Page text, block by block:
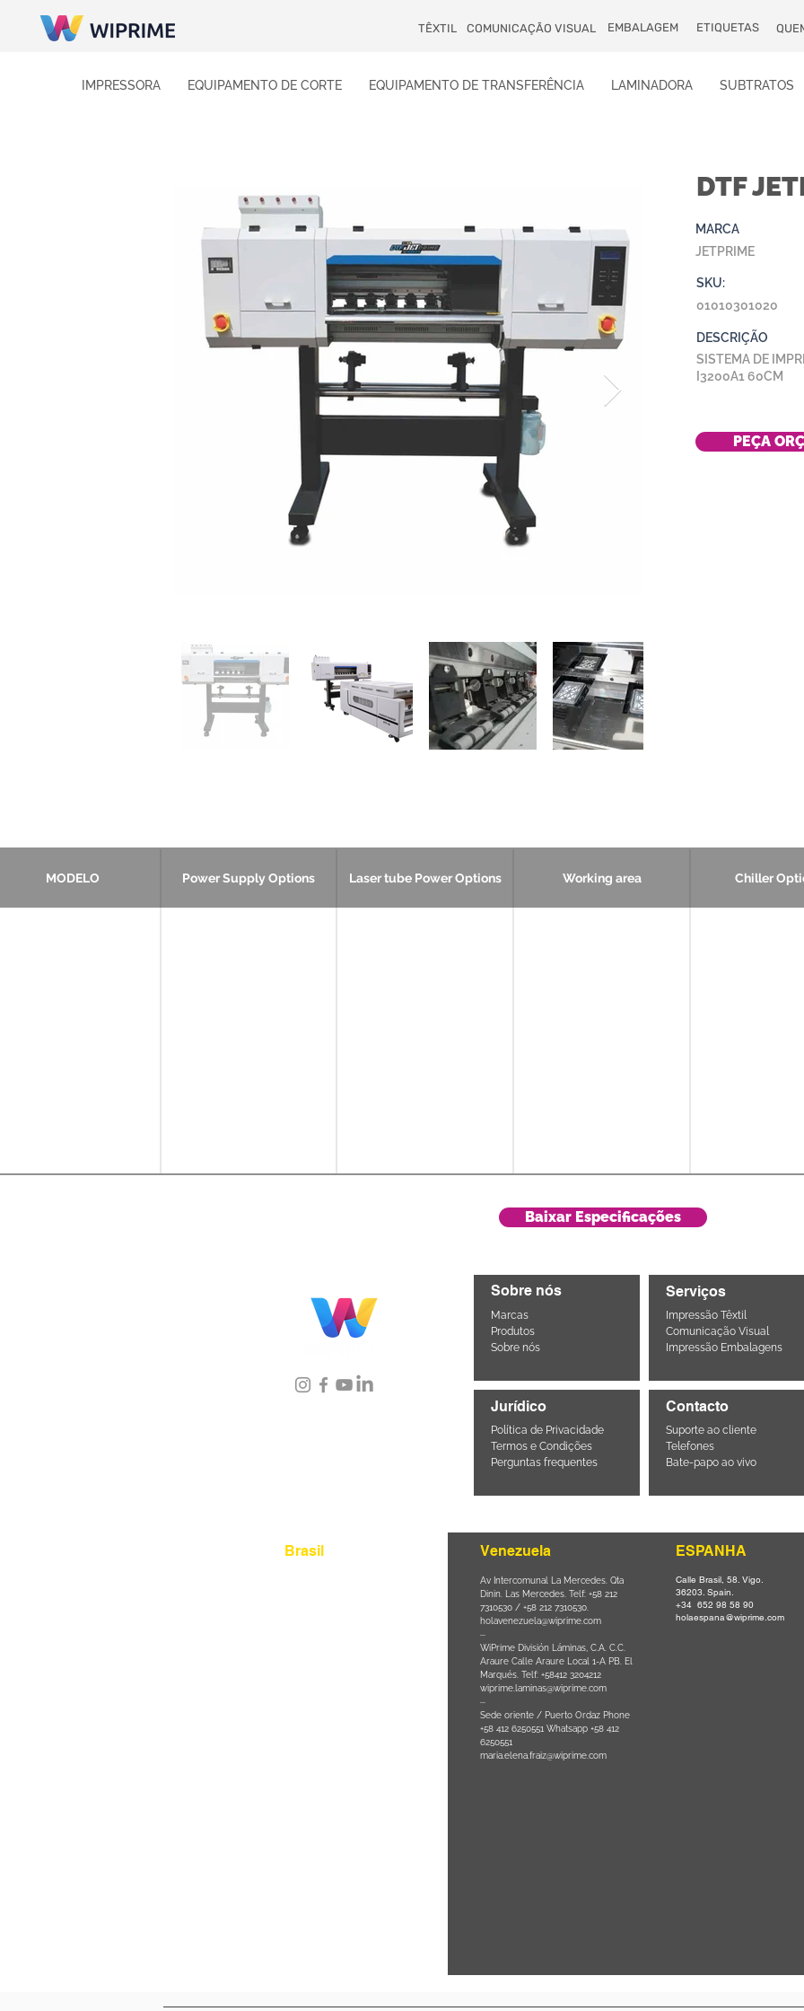
TÊXTIL COMUNICAÇÃO VISUAL EMBALAGEM ETIQUETAS
IMPRESSORA EQUIPAMENTO DE CORTE EQUIPAMENTO DE TRANSFERÊNCIA LAMINADORA SUBTRATOS
DTF
MARCA
JETPRIME
SKU:
01010301020
DESCRIÇÃO
SISTEMA DE
I3200A1 60CM
PEÇA
MODELO Power Supply Options Laser tube Power Options Working area Chiller
Baixar Especificações
Sobre nós
Marcas
Produtos
Sobre nós
Jurídico
Política de Privacidade
Termos e Condições
Perguntas frequentes
Serviços
Impressão Têxtil
Comunicação Visual
Impressão Embalagens
Contacto
Suporte ao cliente
Telefones
Bate-papo ao vivo
Brasil Venezuela
Av Intercomunal La Mercedes. Qta
Dinin. Las Mercedes. Telf: +58 212
7310530 / +58 212 7310530.
holavenezuela@wiprime.com
⏤
WiPrime División Láminas, C.A. C.C.
Araure Calle Araure Local 1-A PB. El
Marqués. Telf: +58412 3204212
wiprime.laminas@wiprime.com
⏤
Sede oriente / Puerto Ordaz Phone
+58 412 6250551 Whatsapp +58 412
6250551
maria.elena.fraiz@wiprime.com
ESPANHA
Calle Brasil, 58. Vigo.
36203. Spain.
+34 652 98 58 90
holaespana@wiprime.com